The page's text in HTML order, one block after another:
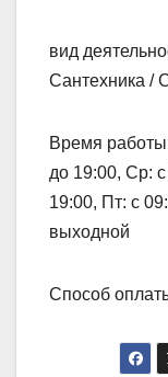
вид
Сантехника /
Время
до 19:00, Ср:
19:00, Пт: с
выходной
Способ